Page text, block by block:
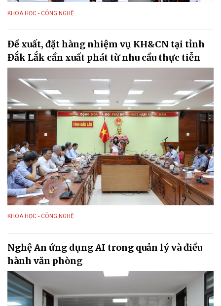
KHOA HỌC - CÔNG NGHỆ
Đề xuất, đặt hàng nhiệm vụ KH&CN tại tỉnh
Đắk Lắk cần xuất phát từ nhu cầu thực tiễn
KHOA HỌC - CÔNG NGHỆ
Nghệ An ứng dụng AI trong quản lý và điều
hành văn phòng